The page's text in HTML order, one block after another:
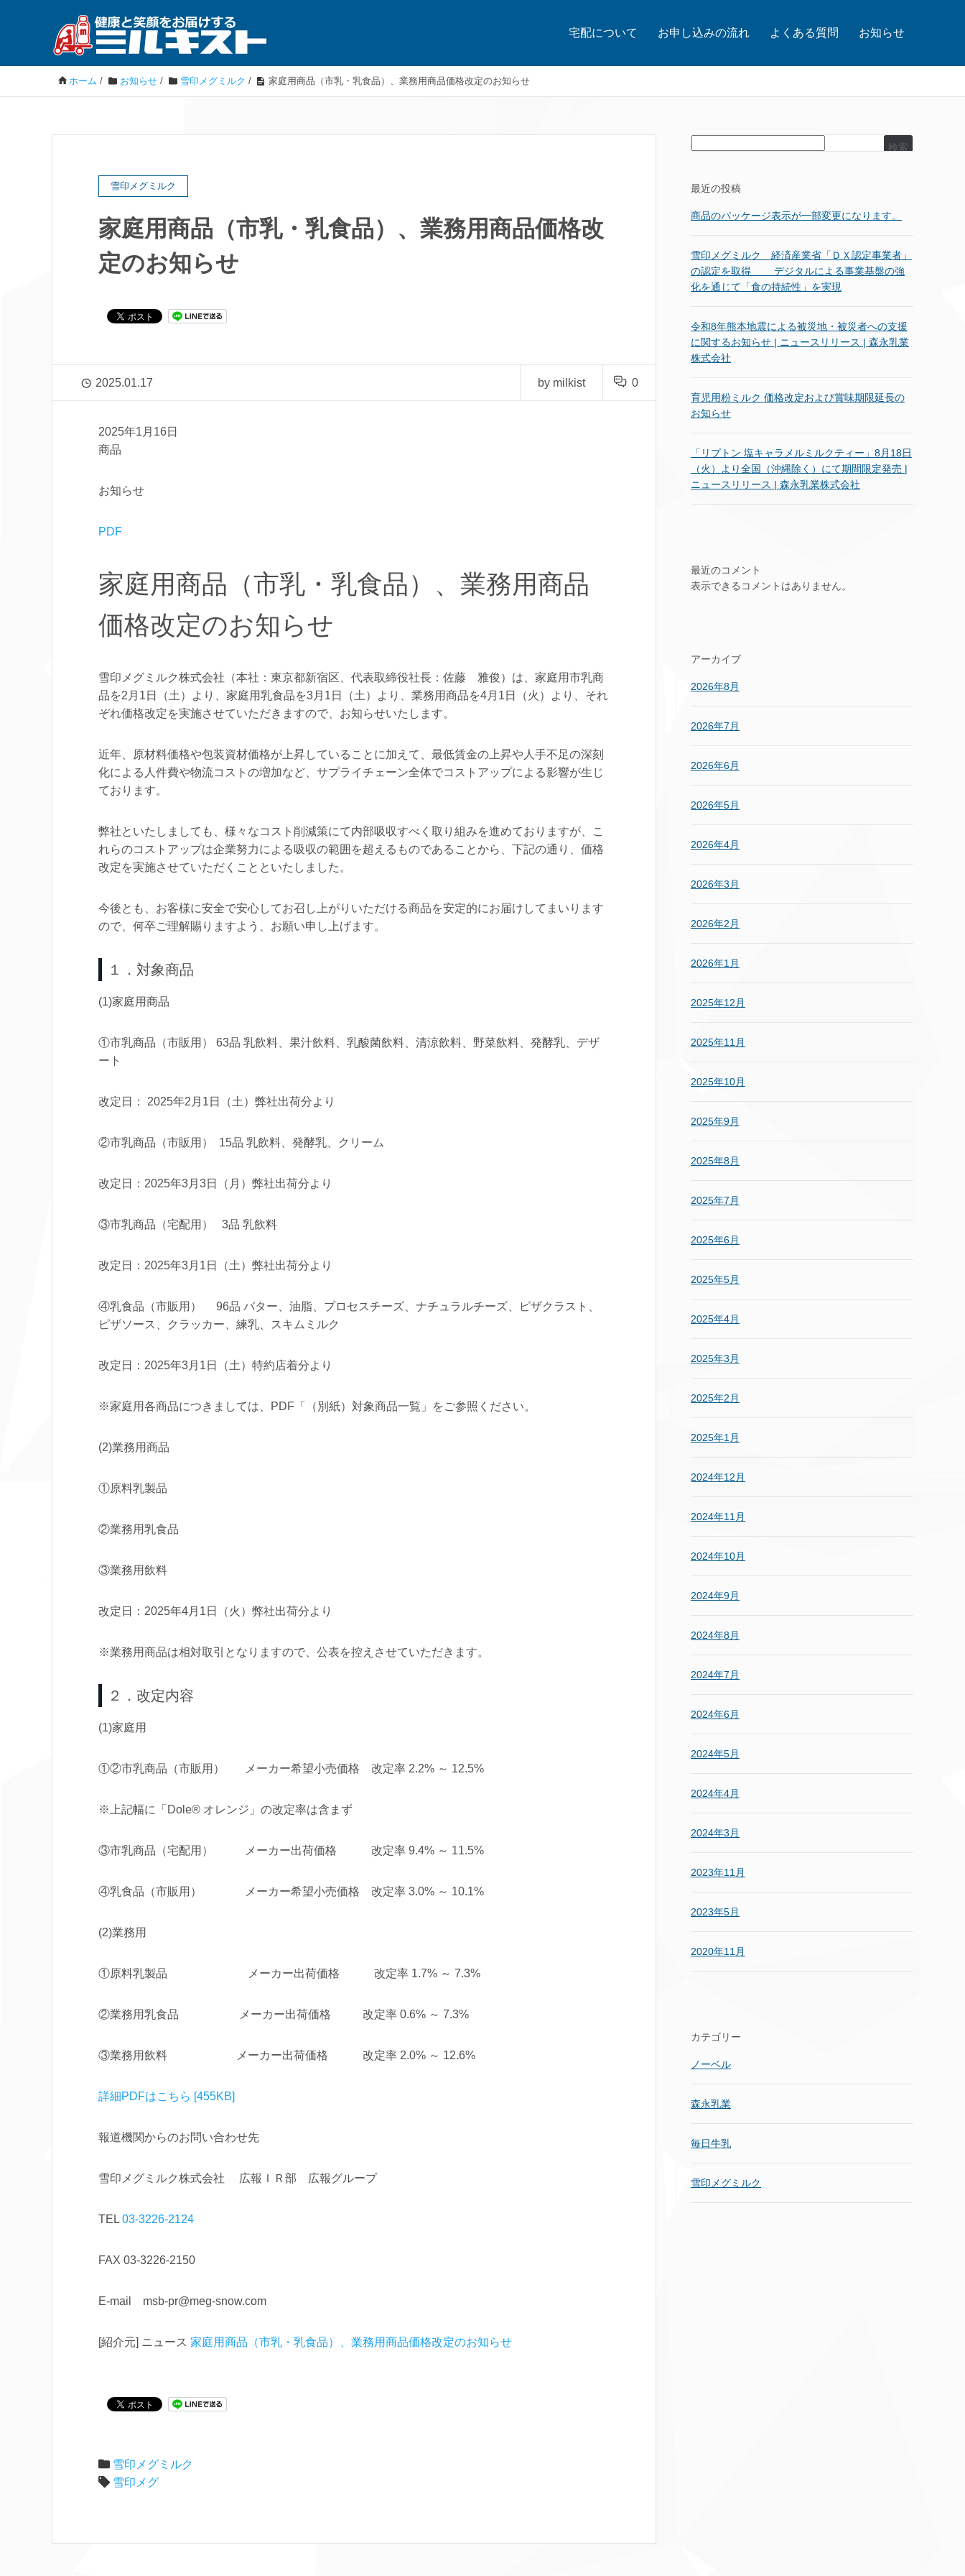
宅配について お申し込みの流れ よくある質問 お知らせ
ホーム / お知らせ / 雪印メグミルク / 家庭用商品（市乳・乳食品）、業務用商品価格改定のお知らせ
雪印メグミルク
家庭用商品（市乳・乳食品）、業務用商品価格改
定のお知らせ
2025.01.17 by milkist 0
2025年1月16日
商品
お知らせ
PDF
家庭用商品（市乳・乳食品）、業務用商品
価格改定のお知らせ
雪印メグミルク株式会社（本社：東京都新宿区、代表取締役社長：佐藤 雅俊）は、家庭用市乳商
品を2月1日（土）より、家庭用乳食品を3月1日（土）より、業務用商品を4月1日（火）より、それ
ぞれ価格改定を実施させていただきますので、お知らせいたします。
近年、原材料価格や包装資材価格が上昇していることに加えて、最低賃金の上昇や人手不足の深刻
化による人件費や物流コストの増加など、サプライチェーン全体でコストアップによる影響が生じ
ております。
弊社といたしましても、様々なコスト削減策にて内部吸収すべく取り組みを進めておりますが、こ
れらのコストアップは企業努力による吸収の範囲を超えるものであることから、下記の通り、価格
改定を実施させていただくことといたしました。
今後とも、お客様に安全で安心してお召し上がりいただける商品を安定的にお届けしてまいります
ので、何卒ご理解賜りますよう、お願い申し上げます。
１．対象商品
(1)家庭用商品
①市乳商品（市販用） 63品 乳飲料、果汁飲料、乳酸菌飲料、清涼飲料、野菜飲料、発酵乳、デザ
ート
改定日： 2025年2月1日（土）弊社出荷分より
②市乳商品（市販用） 15品 乳飲料、発酵乳、クリーム
改定日：2025年3月3日（月）弊社出荷分より
③市乳商品（宅配用） 3品 乳飲料
改定日：2025年3月1日（土）弊社出荷分より
④乳食品（市販用） 96品 バター、油脂、プロセスチーズ、ナチュラルチーズ、ピザクラスト、
ピザソース、クラッカー、練乳、スキムミルク
改定日：2025年3月1日（土）特約店着分より
※家庭用各商品につきましては、PDF「（別紙）対象商品一覧」をご参照ください。
(2)業務用商品
①原料乳製品
②業務用乳食品
③業務用飲料
改定日：2025年4月1日（火）弊社出荷分より
※業務用商品は相対取引となりますので、公表を控えさせていただきます。
２．改定内容
(1)家庭用
①②市乳商品（市販用） メーカー希望小売価格 改定率 2.2% ～ 12.5%
※上記幅に「Dole® オレンジ」の改定率は含まず
③市乳商品（宅配用） メーカー出荷価格 改定率 9.4% ～ 11.5%
④乳食品（市販用） メーカー希望小売価格 改定率 3.0% ～ 10.1%
(2)業務用
①原料乳製品 メーカー出荷価格 改定率 1.7% ～ 7.3%
②業務用乳食品 メーカー出荷価格 改定率 0.6% ～ 7.3%
③業務用飲料 メーカー出荷価格 改定率 2.0% ～ 12.6%
詳細PDFはこちら [455KB]
報道機関からのお問い合わせ先
雪印メグミルク株式会社 広報ＩＲ部 広報グループ
TEL 03-3226-2124
FAX 03-3226-2150
E-mail msb-pr@meg-snow.com
[紹介元] ニュース 家庭用商品（市乳・乳食品）、業務用商品価格改定のお知らせ
雪印メグミルク
雪印メグ
検索
最近の投稿
商品のパッケージ表示が一部変更になります。
雪印メグミルク 経済産業省「ＤＸ認定事業者」
の認定を取得 デジタルによる事業基盤の強
化を通じて「食の持続性」を実現
令和8年熊本地震による被災地・被災者への支援
に関するお知らせ | ニュースリリース | 森永乳業
株式会社
育児用粉ミルク 価格改定および賞味期限延長の
お知らせ
「リプトン 塩キャラメルミルクティー」8月18日
（火）より全国（沖縄除く）にて期間限定発売 |
ニュースリリース | 森永乳業株式会社
最近のコメント
表示できるコメントはありません。
アーカイブ
2026年8月
2026年7月
2026年6月
2026年5月
2026年4月
2026年3月
2026年2月
2026年1月
2025年12月
2025年11月
2025年10月
2025年9月
2025年8月
2025年7月
2025年6月
2025年5月
2025年4月
2025年3月
2025年2月
2025年1月
2024年12月
2024年11月
2024年10月
2024年9月
2024年8月
2024年7月
2024年6月
2024年5月
2024年4月
2024年3月
2023年11月
2023年5月
2020年11月
カテゴリー
ノーベル
森永乳業
毎日牛乳
雪印メグミルク